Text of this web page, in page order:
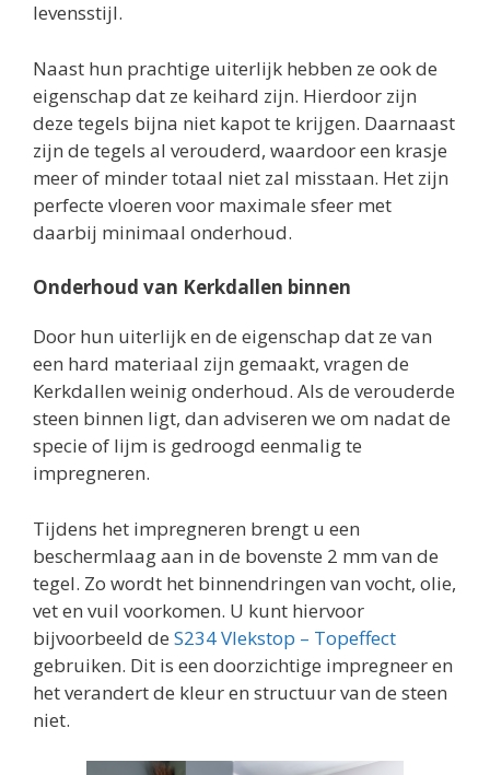
levensstijl.
Naast hun prachtige uiterlijk hebben ze ook de
eigenschap dat ze keihard zijn. Hierdoor zijn
deze tegels bijna niet kapot te krijgen. Daarnaast
zijn de tegels al verouderd, waardoor een krasje
meer of minder totaal niet zal misstaan. Het zijn
perfecte vloeren voor maximale sfeer met
daarbij minimaal onderhoud.
Onderhoud van Kerkdallen binnen
Door hun uiterlijk en de eigenschap dat ze van
een hard materiaal zijn gemaakt, vragen de
Kerkdallen weinig onderhoud. Als de verouderde
steen binnen ligt, dan adviseren we om nadat de
specie of lijm is gedroogd eenmalig te
impregneren.
Tijdens het impregneren brengt u een
beschermlaag aan in de bovenste 2 mm van de
tegel. Zo wordt het binnendringen van vocht, olie,
vet en vuil voorkomen. U kunt hiervoor
bijvoorbeeld de S234 Vlekstop – Topeffect
gebruiken. Dit is een doorzichtige impregneer en
het verandert de kleur en structuur van de steen
niet.